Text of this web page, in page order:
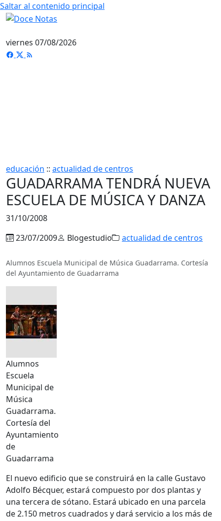
Saltar al contenido principal
viernes 07/08/2026
educación :: actualidad de centros
GUADARRAMA TENDRÁ NUEVA
ESCUELA DE MÚSICA Y DANZA
31/10/2008
23/07/2009
Blogestudio actualidad de centros
Alumnos Escuela Municipal de Música Guadarrama. Cortesía
del Ayuntamiento de Guadarrama
Alumnos
Escuela
Municipal de
Música
Guadarrama.
Cortesía del
Ayuntamiento
de
Guadarrama
El nuevo edificio que se construirá en la calle Gustavo
Adolfo Bécquer, estará compuesto por dos plantas y
una tercera de sótano. Estará ubicado en una parcela
de 2.150 metros cuadrados y dará servicio a los más de